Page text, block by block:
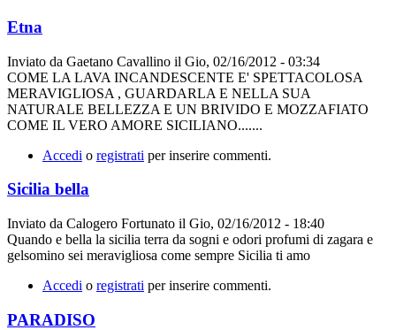
Etna
Inviato da Gaetano Cavallino il Gio, 02/16/2012 - 03:34
COME LA LAVA INCANDESCENTE E' SPETTACOLOSA
MERAVIGLIOSA , GUARDARLA E NELLA SUA
NATURALE BELLEZZA E UN BRIVIDO E MOZZAFIATO
COME IL VERO AMORE SICILIANO.......
Accedi o registrati per inserire commenti.
Sicilia bella
Inviato da Calogero Fortunato il Gio, 02/16/2012 - 18:40
Quando e bella la sicilia terra da sogni e odori profumi di zagara e
gelsomino sei meravigliosa come sempre Sicilia ti amo
Accedi o registrati per inserire commenti.
PARADISO